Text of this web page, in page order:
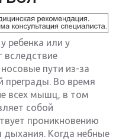
ребенка или у
вследствие
пути из-за
преграды. Во время
всех мышц, в том
собой
проникновению
Когда небные